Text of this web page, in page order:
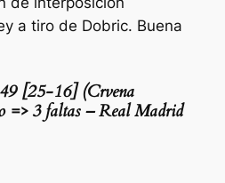
a tiro de Dobric. Buena
[25-16] (Crvena
=> 3 faltas – Real Madrid